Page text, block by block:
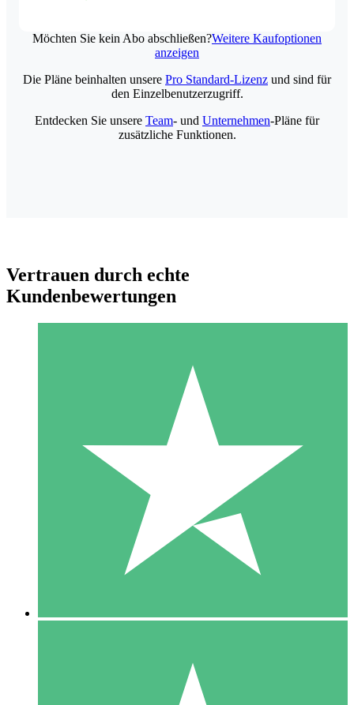
Möchten Sie kein Abo abschließen?Weitere Kaufoptionen
anzeigen
Individuelle Credit-Pakete
Zahlen Sie nach Bedarf mit Download-Credits. Keine
monatliche Verpflichtung erforderlich.
10 00
10 Downloads
20 00
Die Pläne beinhalten unsere Pro Standard-Lizenz und sind für
den Einzelbenutzerzugriff.
Entdecken Sie unsere Team- und Unternehmen-Pläne für
zusätzliche Funktionen.
Vertrauen durch echte
Kundenbewertungen